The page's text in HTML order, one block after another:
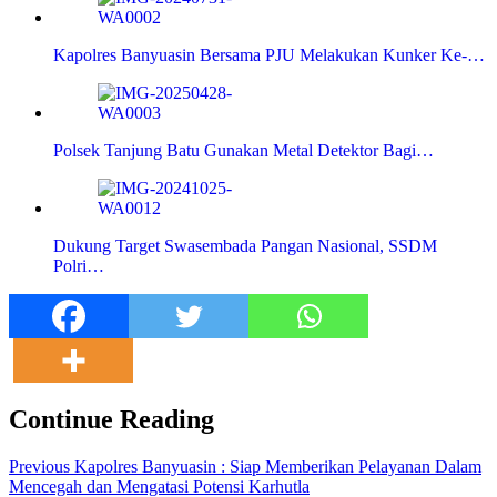
Kapolres Banyuasin Bersama PJU Melakukan Kunker Ke-…
Polsek Tanjung Batu Gunakan Metal Detektor Bagi…
Dukung Target Swasembada Pangan Nasional, SSDM
Polri…
Continue Reading
Previous Kapolres Banyuasin : Siap Memberikan Pelayanan Dalam
Mencegah dan Mengatasi Potensi Karhutla